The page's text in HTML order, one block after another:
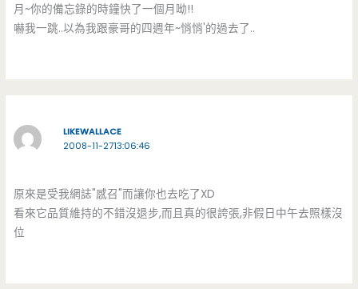
月~你的備忘錄的時鐘快了一個月呦!!
嚇我一跳..以為我跟豪哥的四週年~悄悄'的過去了..
LIKEWALLACE
2008-11-2713:06:46
原來是受我網誌"感召"而讓你也去吃了XD
看來它品質維持的不錯沒退步,而且真的很誇張,非假日中午去照樣沒
位